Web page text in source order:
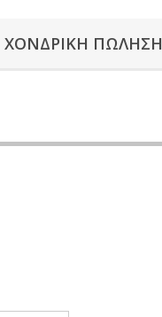
ΧΟΝΔΡΙΚΉ ΠΏΛΗΣΗ